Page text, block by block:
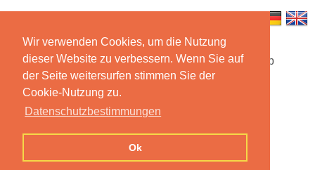
Wir verwenden Cookies, um die Nutzung
dieser Website zu verbessern. Wenn Sie auf
der Seite weitersurfen stimmen Sie der
Cookie-Nutzung zu.
Datenschutzbestimmungen
Ok
Startseite Funktionen Mobile App
Preise
Kontakt Impressum